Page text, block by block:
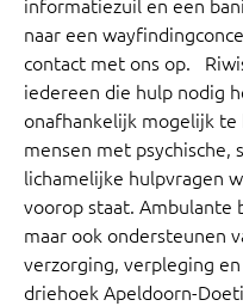
naar een
contact met ons op.
iedereen die hulp nodig
onafhankelijk mogelijk
mensen met psychische,
lichamelijke hulpvragen
voorop staat. Ambulante
maar ook ondersteunen
verzorging, verpleging
driehoek Apeldoorn-